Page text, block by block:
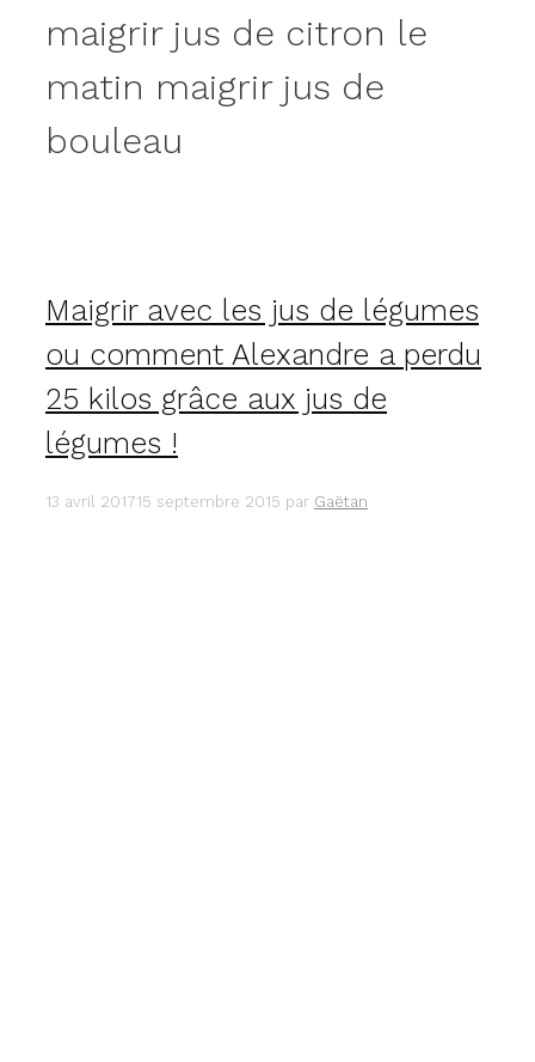
maigrir jus de citron le
matin maigrir jus de
bouleau
Maigrir avec les jus de légumes
ou comment Alexandre a perdu
25 kilos grâce aux jus de
légumes !
13 avril 201715 septembre 2015 par Gaëtan